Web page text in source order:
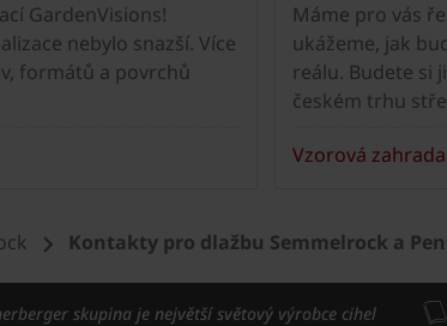
GardenVisions!
nebylo snazší. Více
formátů a povrchů
Máme pro vás
ukážeme, jak
reálu. Budete si
českém trhu
Vzorová
Kontakty pro dlažbu Semmelrock a
skupina je největší světový výrobce cihel